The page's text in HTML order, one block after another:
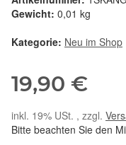
Gewicht: 0,01 kg
Kategorie: Neu im Shop
19,90 €
inkl. 19% USt. , zzgl.
Bitte beachten Sie den